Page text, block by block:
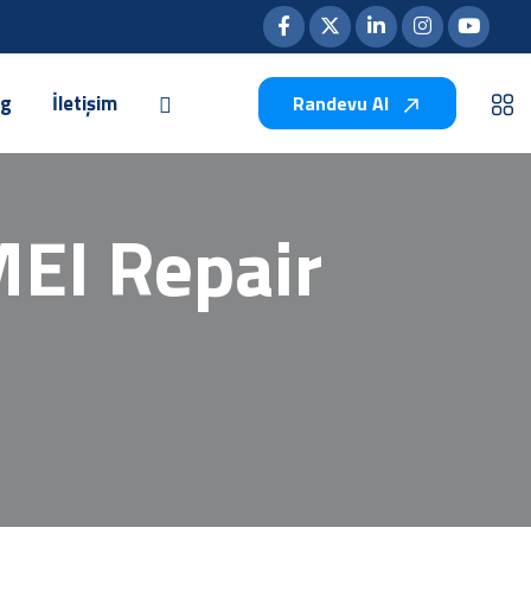
İletişim Randevu Al
Repair